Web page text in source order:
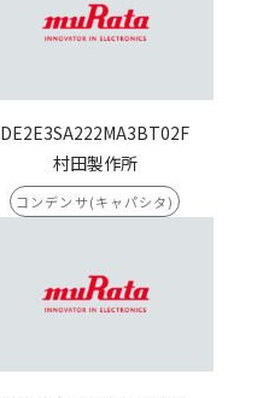
DE2E3SA222MA3BT02F
村田製作所
コンデンサ(キャパシタ)